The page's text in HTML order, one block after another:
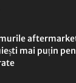
mai puțin